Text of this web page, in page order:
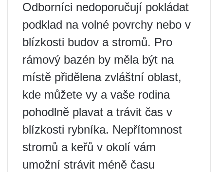
Odborníci nedoporučují pokládat
podklad na volné povrchy nebo v
blízkosti budov a stromů. Pro
rámový bazén by měla být na
místě přidělena zvláštní oblast,
kde můžete vy a vaše rodina
pohodlně plavat a trávit čas v
blízkosti rybníka. Nepřítomnost
stromů a keřů v okolí vám
umožní strávit méně času